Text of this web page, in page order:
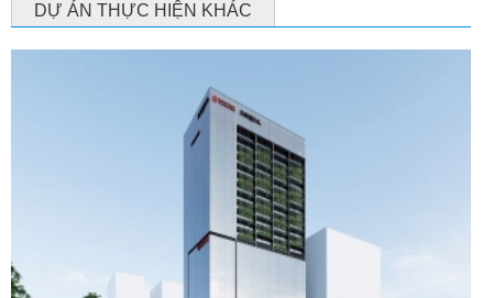
DỰ ÁN THỰC HIỆN KHÁC